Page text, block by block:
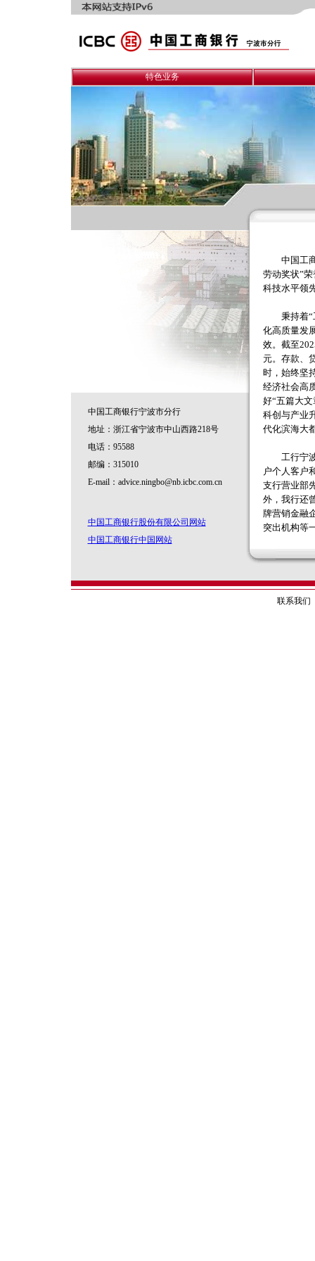
特色业务
中国工商银行宁波市分行
地址：浙江省宁波市中山西路218号
电话：95588
邮编：315010
E-mail：advice.ningbo@nb.icbc.com.cn
中国工商银行股份有限公司网站
中国工商银行中国网站
中国工商
劳动奖状”
科技水平领
秉持着“工
化高质量发
效。截至
元。存款、
时，始终坚
经济社会高
好“五篇大
科创与产业
代化滨海大
工行宁波
户个人客户
支行营业部
外，我行还
牌营销金融
突出机构等
联系我们